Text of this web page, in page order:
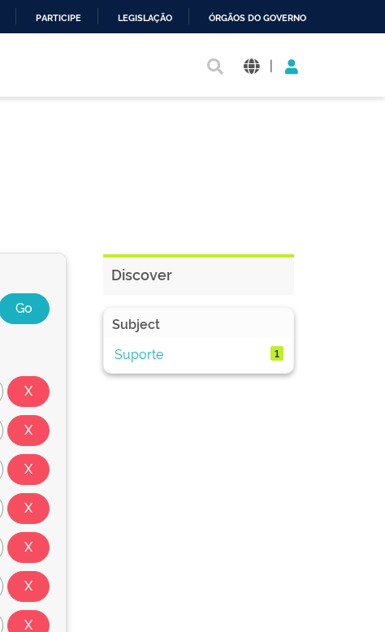
PARTICIPE LEGISLAÇÃO ÓRGÃOS DO GOVERNO
|
Discover
Subject
Suporte
1